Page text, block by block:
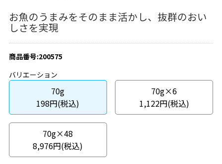
お魚のうまみをそのまま活かし、抜群のおい
しさを実現
商品番号:200575
バリエーション
70g
198円(税込)
70g×6
1,122円(税込)
70g×48
8,976円(税込)